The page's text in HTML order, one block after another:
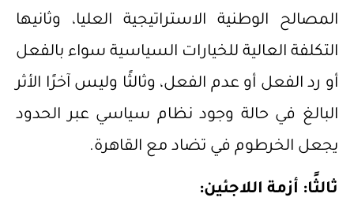
المصالح الوطنية الاستراتيجية العليا، وثانيها
التكلفة العالية للخيارات السياسية سواء بالفعل
أو رد الفعل أو عدم الفعل، وثالثًا وليس آخرًا الأثر
البالغ في حالة وجود نظام سياسي عبر الحدود
يجعل الخرطوم في تضاد مع القاهرة.
ثالثًا: أزمة اللاجئين: